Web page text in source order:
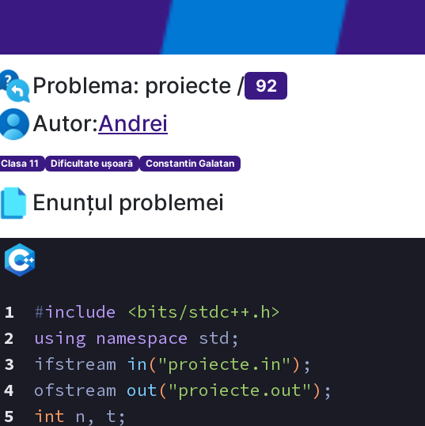
Problema: proiecte / 92
Autor:Andrei
Clasa 11 Dificultate ușoară Constantin Galatan
Enunțul problemei
#include
<bits/stdc++.h>
using namespace std;
ifstream in ( "proiecte.in" ) ;
ofstream out( "proiecte.out" ) ;
int n, t;